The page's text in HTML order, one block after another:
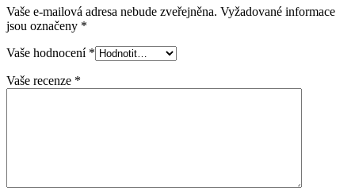
Vaše e-mailová adresa nebude zveřejněna. Vyžadované informace
jsou označeny *
Vaše hodnocení *
Vaše recenze *